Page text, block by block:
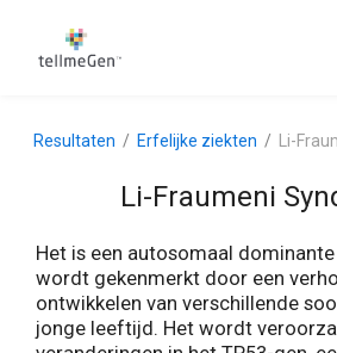
Resultaten Erfelijke ziekten Li-
Li-Fraumeni
Het is een autosomaal
wordt gekenmerkt door een
ontwikkelen van verschillende
jonge leeftijd. Het wordt